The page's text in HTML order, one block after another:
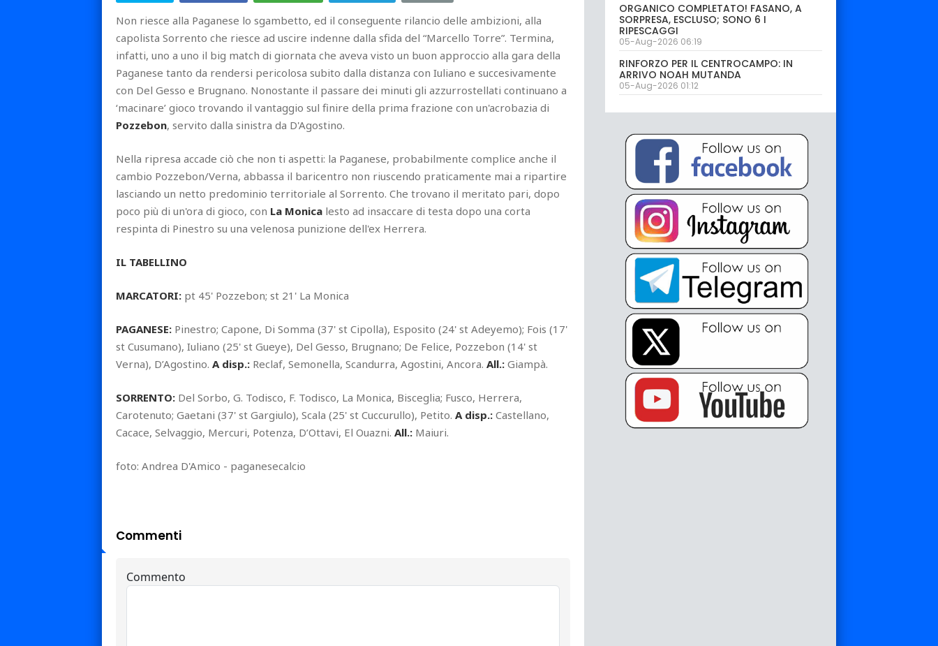
Non riesce alla Paganese lo sgambetto, ed il conseguente rilancio delle ambizioni, alla
capolista Sorrento che riesce ad uscire indenne dalla sfida del “Marcello Torre”. Termina,
infatti, uno a uno il big match di giornata che aveva visto un buon approccio alla gara della
Paganese tanto da rendersi pericolosa subito dalla distanza con Iuliano e succesivamente
con Del Gesso e Brugnano. Nonostante il passare dei minuti gli azzurrostellati continuano a
‘macinare’ gioco trovando il vantaggio sul finire della prima frazione con un'acrobazia di
Pozzebon, servito dalla sinistra da D'Agostino.
Nella ripresa accade ciò che non ti aspetti: la Paganese, probabilmente complice anche il
cambio Pozzebon/Verna, abbassa il baricentro non riuscendo praticamente mai a ripartire
lasciando un netto predominio territoriale al Sorrento. Che trovano il meritato pari, dopo
poco più di un'ora di gioco, con La Monica lesto ad insaccare di testa dopo una corta
respinta di Pinestro su una velenosa punizione dell'ex Herrera.
IL TABELLINO
MARCATORI: pt 45' Pozzebon; st 21' La Monica
PAGANESE: Pinestro; Capone, Di Somma (37' st Cipolla), Esposito (24' st Adeyemo); Fois (17'
st Cusumano), Iuliano (25' st Gueye), Del Gesso, Brugnano; De Felice, Pozzebon (14' st
Verna), D’Agostino. A disp.: Reclaf, Semonella, Scandurra, Agostini, Ancora. All.: Giampà.
SORRENTO: Del Sorbo, G. Todisco, F. Todisco, La Monica, Bisceglia; Fusco, Herrera,
Carotenuto; Gaetani (37' st Gargiulo), Scala (25' st Cuccurullo), Petito. A disp.: Castellano,
Cacace, Selvaggio, Mercuri, Potenza, D’Ottavi, El Ouazni. All.: Maiuri.
foto: Andrea D'Amico - paganesecalcio
Commenti
ORGANICO COMPLETATO! FASANO, A
SORPRESA, ESCLUSO; SONO 6 I
RIPESCAGGI
05-Aug-2026 06:19
RINFORZO PER IL CENTROCAMPO: IN
ARRIVO NOAH MUTANDA
05-Aug-2026 01:12